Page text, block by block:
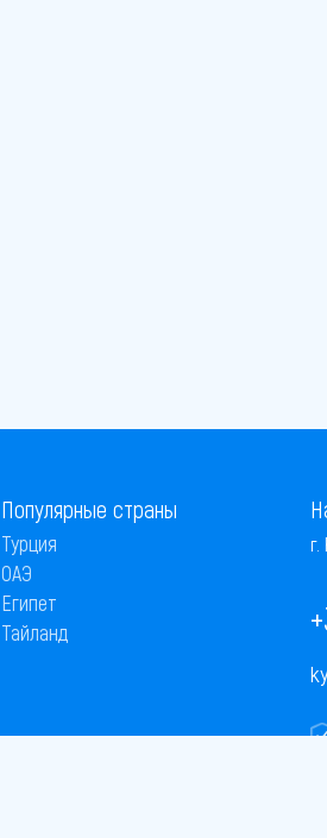
Популярные страны
Турция
ОАЭ
Египет
Тайланд
г.